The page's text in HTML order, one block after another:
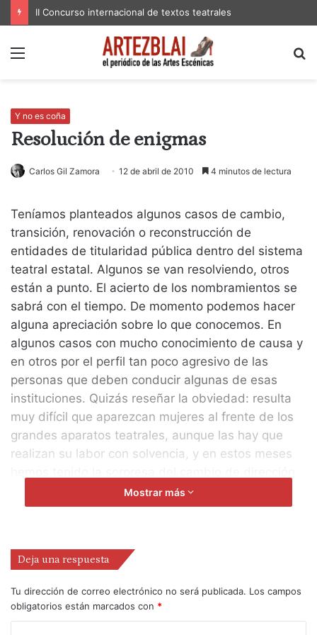
II Concurso internacional de textos teatrales
Menú
Y no es coña
Resolución de enigmas
Carlos Gil Zamora 12 de abril de 2010 4 minutos de lectura
Teníamos planteados algunos casos de cambio,
transición, renovación o reconstrucción de
entidades de titularidad pública dentro del sistema
teatral estatal. Algunos se van resolviendo, otros
están a punto. El acierto de los nombramientos se
sabrá con el tiempo. De momento podemos hacer
alguna apreciación sobre lo que conocemos. En
algunos casos con mucho conocimiento de causa y
en otros por el perfil tan poco agresivo de las
personas que deben conducir algunas de esas
instituciones. Quizás reseñar la obviedad: resulta
muy difícil que aparezcan mujeres al frente de los
grandes aparatos teatrales, aunque las hay que
realizan su labor con solvencia, y en estos meses
en el Festival de Almagro que ha recaído,
precisamente, en Natalia Menéndez, y parece ser
dirigir el Centro Dramático Galego.
parece, y subrayo lo de parece, que va camino de
solucionarse definitivamente, aunque no seamos
Mostrar más
Deja una respuesta
Tu dirección de correo electrónico no será publicada. Los campos
obligatorios están marcados con *